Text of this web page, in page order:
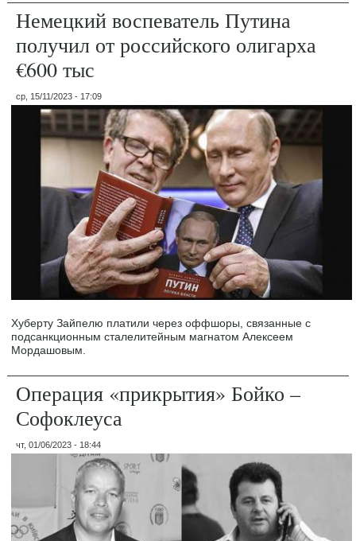
Немецкий воспеватель Путина
получил от российского олигарха
€600 тыс
ср, 15/11/2023 - 17:09
Хуберту Зайпелю платили через оффшоры, связанные с
подсанкционным сталелитейным магнатом Алексеем
Мордашовым.
Операция «прикрытия» Бойко –
Софоклеуса
чт, 01/06/2023 - 18:44